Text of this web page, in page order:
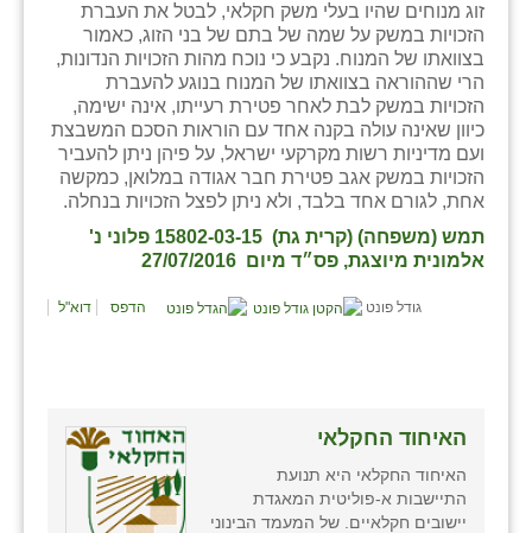
זוג מנוחים שהיו בעלי משק חקלאי, לבטל את העברת
הזכויות במשק על שמה של בתם של בני הזוג, כאמור
בצוואתו של המנוח. נקבע כי נוכח מהות הזכויות הנדונות,
הרי שההוראה בצוואתו של המנוח בנוגע להעברת
הזכויות במשק לבת לאחר פטירת רעייתו, אינה ישימה,
כיוון שאינה עולה בקנה אחד עם הוראות הסכם המשבצת
ועם מדיניות רשות מקרקעי ישראל, על פיהן ניתן להעביר
הזכויות במשק אגב פטירת חבר אגודה במלואן, כמקשה
אחת, לגורם אחד בלבד, ולא ניתן לפצל הזכויות בנחלה.
תמש (משפחה) (קרית גת) 15802-03-15 פלוני נ'
אלמונית מיוצגת, פס״ד מיום 27/07/2016
גודל פונט הדפס דוא"ל
האיחוד החקלאי
האיחוד החקלאי היא תנועת
התיישבות א-פוליטית המאגדת
יישובים חקלאיים. של המעמד הבינוני
גני עם
גני יהודה
גנות
ורד יריחו
דקל
זוהר
חרב לאת
יבול (מורג)